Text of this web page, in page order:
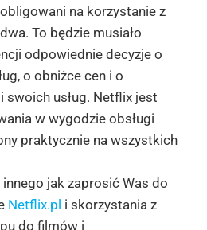
na korzystanie z
To będzie musiało
odpowiednie decyzje o
o obniżce cen i o
usług. Netflix jest
w wygodzie obsługi
praktycznie na wszystkich
jak zaprosić Was do
Netflix.pl i skorzystania z
do filmów i